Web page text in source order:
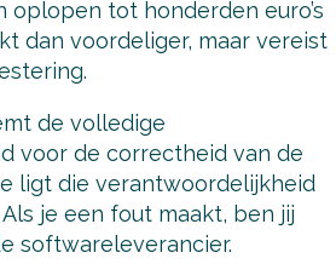
oplopen tot honderden euro’s
dan voordeliger, maar vereist
de volledige
voor de correctheid van de
ligt die verantwoordelijkheid
je een fout maakt, ben jij
softwareleverancier.